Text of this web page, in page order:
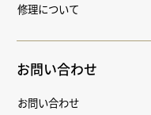
修理について
お問い合わせ
お問い合わせ